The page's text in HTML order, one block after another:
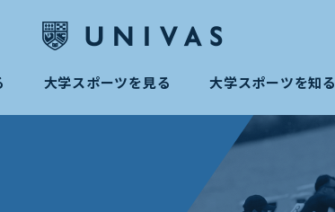
大学スポーツを見る 大学スポーツを知る